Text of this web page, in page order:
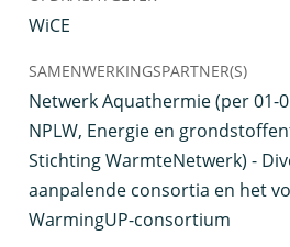
WiCE
SAMENWERKINGSPARTNER(S)
Netwerk Aquathermie (per 01-
NPLW, Energie en
Stichting WarmteNetwerk) -
aanpalende consortia en het
WarmingUP-consortium